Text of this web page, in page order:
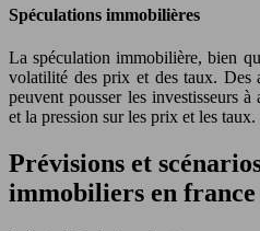
Spéculations immobilières
La spéculation immobilière, bien
volatilité des prix et des taux. Des
peuvent pousser les investisseurs à
et la pression sur les prix et les taux.
Prévisions et
immobiliers en france